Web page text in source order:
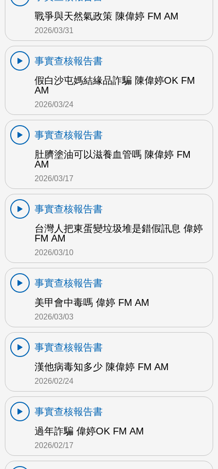
戰爭與天然氣政策 陳偉婷 FM AM
2026/03/31
事實查核報告書
假白沙屯媽結緣品詐騙 陳偉婷OK FM
AM
2026/03/24
事實查核報告書
肚臍塗油可以滋養血管嗎 陳偉婷 FM
AM
2026/03/17
事實查核報告書
台灣人把東蛋變垃圾堆是錯假訊息 偉婷
FM AM
2026/03/10
事實查核報告書
美甲會中毒嗎 偉婷 FM AM
2026/03/03
事實查核報告書
漢他病毒知多少 陳偉婷 FM AM
2026/02/24
事實查核報告書
過年詐騙 偉婷OK FM AM
2026/02/17